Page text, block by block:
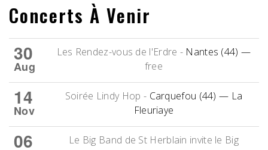
Concerts À Venir
30
Aug
Les Rendez-vous de l'Erdre - Nantes (44) —
free
14
Nov
Soirée Lindy Hop - Carquefou (44) — La
Fleuriaye
06
Le Big Band de St Herblain invite le Big